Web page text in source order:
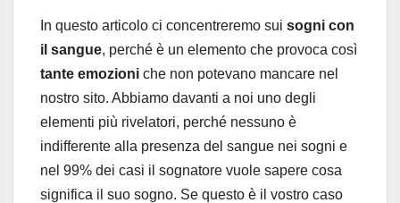
In questo articolo ci concentreremo sui sogni con
il sangue, perché è un elemento che provoca così
tante emozioni che non potevano mancare nel
nostro sito. Abbiamo davanti a noi uno degli
elementi più rivelatori, perché nessuno è
indifferente alla presenza del sangue nei sogni e
nel 99% dei casi il sognatore vuole sapere cosa
significa il suo sogno. Se questo è il vostro caso